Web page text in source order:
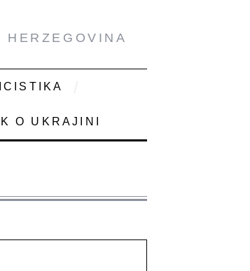
O UKRAJINI